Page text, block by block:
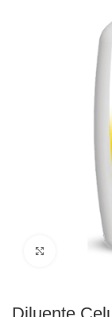
Clique